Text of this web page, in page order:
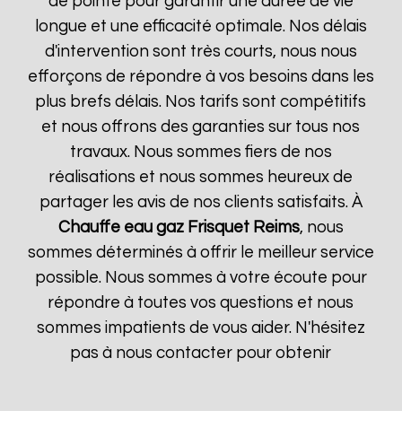
longue et une efficacité optimale. Nos délais
d'intervention sont très courts, nous nous
efforçons de répondre à vos besoins dans les
plus brefs délais. Nos tarifs sont compétitifs
et nous offrons des garanties sur tous nos
travaux. Nous sommes fiers de nos
réalisations et nous sommes heureux de
partager les avis de nos clients satisfaits. À
Chauffe eau gaz Frisquet Reims, nous
sommes déterminés à offrir le meilleur service
possible. Nous sommes à votre écoute pour
répondre à toutes vos questions et nous
sommes impatients de vous aider. N'hésitez
pas à nous contacter pour obtenir